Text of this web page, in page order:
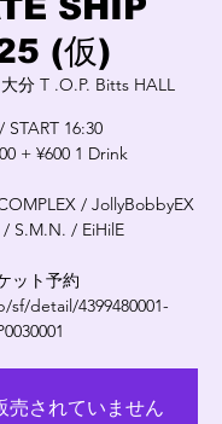
SHIP
(仮)
大分 T .O.P. Bitts HALL
START 16:30
+ ¥600 1 Drink
/ JollyBobbyEX
S.M.N. / EiHilE
ット予約
detail/4399480001-
売されていません